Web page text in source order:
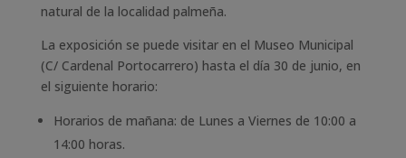
natural de la localidad palmeña.
La exposición se puede visitar en el Museo Municipal
(C/ Cardenal Portocarrero) hasta el día 30 de junio, en
el siguiente horario:
Horarios de mañana: de Lunes a Viernes de 10:00 a
14:00 horas.